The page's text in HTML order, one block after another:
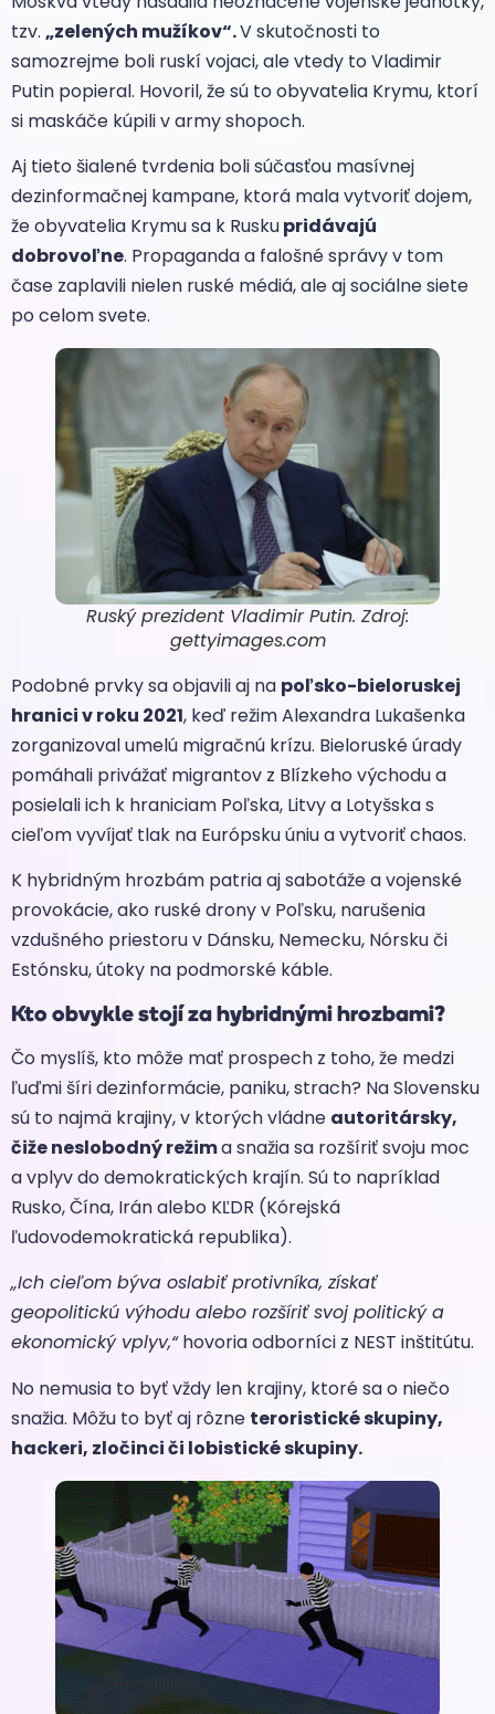
tzv. „zelených mužíkov“.V skutočnosti to
samozrejme boli ruskí vojaci, ale vtedy to Vladimir
Putin popieral. Hovoril, že sú to obyvatelia Krymu, ktorí
si maskáče kúpili v army shopoch.
Aj tieto šialené tvrdenia boli súčasťou masívnej
dezinformačnej kampane, ktorá mala vytvoriť dojem,
že obyvatelia Krymu sa k Ruskupridávajú
dobrovoľne. Propaganda a falošné správy v tom
čase zaplavili nielen ruské médiá, ale aj sociálne siete
po celom svete.
Ruský prezident Vladimir Putin. Zdroj:
gettyimages.com
Podobné prvky sa objavili aj na poľsko-bieloruskej
hranici v roku 2021, keď režim Alexandra Lukašenka
zorganizoval umelú migračnú krízu. Bieloruské úrady
pomáhali privážať migrantov z Blízkeho východu a
posielali ich k hraniciam Poľska, Litvy a Lotyšska s
cieľom vyvíjať tlak na Európsku úniu a vytvoriť chaos.
K hybridným hrozbám patria aj sabotáže a vojenské
provokácie, ako ruské drony v Poľsku, narušenia
vzdušného priestoru v Dánsku, Nemecku, Nórsku či
Estónsku, útoky na podmorské káble.
Kto obvykle stojí za hybridnými hrozbami?
Čo myslíš, kto môže mať prospech z toho, že medzi
ľuďmi šíri dezinformácie, paniku, strach? Na Slovensku
sú to najmä krajiny, v ktorých vládne autoritársky,
čiže neslobodný režima snažia sa rozšíriť svoju moc
a vplyv do demokratických krajín. Sú to napríklad
Rusko, Čína, Irán alebo KĽDR (Kórejská
ľudovodemokratická republika).
„Ich cieľom býva oslabiť protivníka, získať
geopolitickú výhodu alebo rozšíriť svoj politický a
ekonomický vplyv,“hovoria odborníci z NEST inštitútu.
No nemusia to byť vždy len krajiny, ktoré sa o niečo
snažia. Môžu to byť aj rôzne teroristické skupiny,
hackeri, zločinci či lobistické skupiny.